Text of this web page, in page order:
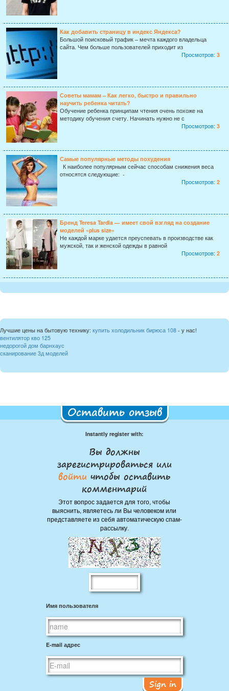
Как добавить страницу в индекс Яндекса?
Большой поисковый трафик – мечта каждого владельца
сайта. Чем больше пользователей приходит из
Просмотров: 3
Советы мамам – Как легко, быстро и правильно
научить ребенка читать?
Обучение ребенка принципам чтения очень похоже на
методику обучения счету. Начинать нужно не с
Просмотров: 3
Самые популярные методы похудения
К наиболее популярным сейчас способам снижения веса
относятся следующие: -
Просмотров: 2
Бренд Teresa Tardia — имеет свой взгляд на создание
моделей «plus size»
Не каждой марке удается преуспевать в производстве как
мужской, так и женской одежды в равной
Просмотров: 2
Лучшие цены на бытовую технику: купить холодильник бирюса 108 - у нас!
вентилятор кво 125
недорогой дом барнхаус
сканирование 3д моделей
Оставить отзыв
Instantly register with:
Вы должны
зарегистрироваться или
войтичтобы оставить
комментарий
Этот вопрос задается для того, чтобы
выяснить, являетесь ли Вы человеком или
представляете из себя автоматическую спам-
рассылку.
Имя пользователя
E-mail адрес
Sign in